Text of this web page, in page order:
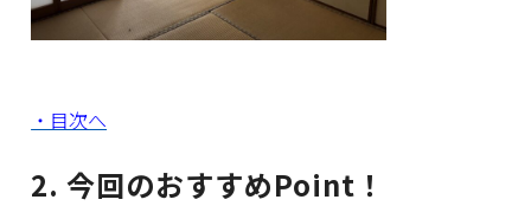
・目次へ
2. 今回のおすすめPoint！